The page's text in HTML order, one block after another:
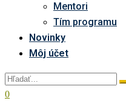
Mentori
Tím programu
Novinky
Môj účet
0